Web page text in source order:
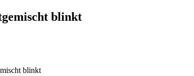
blinkt
blinkt